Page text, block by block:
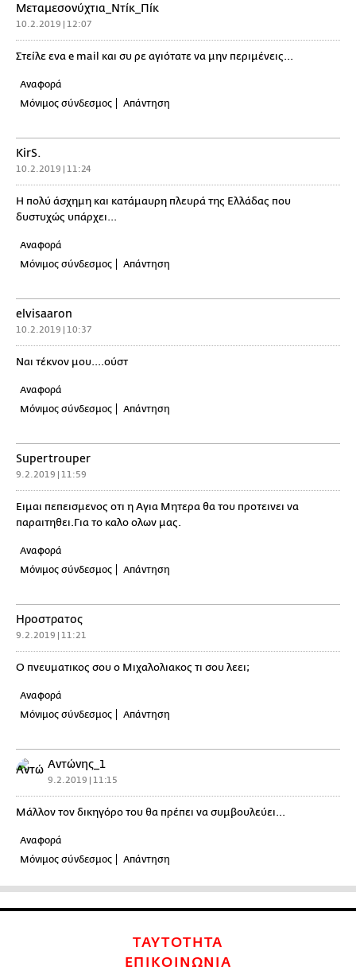
Μεταμεσονύχτια_Ντίκ_Πίκ
10.2.2019 | 12:07
Στείλε ενα e mail και συ ρε αγιότατε να μην περιμένεις...
Αναφορά
Μόνιμος σύνδεσμος
Απάντηση
KirS.
10.2.2019 | 11:24
Η πολύ άσχημη και κατάμαυρη πλευρά της Ελλάδας που
δυστυχώς υπάρχει...
Αναφορά
Μόνιμος σύνδεσμος
Απάντηση
elvisaaron
10.2.2019 | 10:37
Ναι τέκνον μου....ούστ
Αναφορά
Μόνιμος σύνδεσμος
Απάντηση
Supertrouper
9.2.2019 | 11:59
Ειμαι πεπεισμενος οτι η Αγια Μητερα θα του προτεινει να
παραιτηθει.Για το καλο ολων μας.
Αναφορά
Μόνιμος σύνδεσμος
Απάντηση
Ηροστρατος
9.2.2019 | 11:21
Ο πνευματικος σου ο Μιχαλολιακος τι σου λεει;
Αναφορά
Μόνιμος σύνδεσμος
Απάντηση
Αντώνης_1
9.2.2019 | 11:15
Μάλλον τον δικηγόρο του θα πρέπει να συμβουλεύει...
Αναφορά
Μόνιμος σύνδεσμος
Απάντηση
ΤΑΥΤΟΤΗΤΑ
ΕΠΙΚΟΙΝΩΝΙΑ